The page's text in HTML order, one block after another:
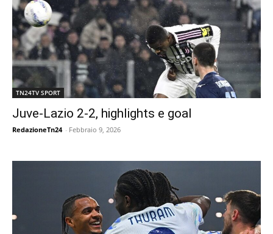
TN24TV SPORT
Juve-Lazio 2-2, highlights e goal
RedazioneTn24 - Febbraio 9, 2026